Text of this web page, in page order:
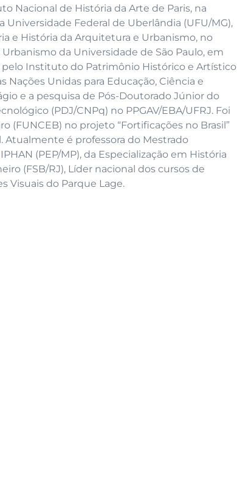
Nacional de História da Arte de Paris, na
Universidade Federal de Uberlândia (UFU/MG),
e História da Arquitetura e Urbanismo, no
da Universidade de São Paulo, em
pelo Instituto do Patrimônio Histórico e Artístico
Nações Unidas para Educação, Ciência e
e a pesquisa de Pós-Doutorado Júnior do
(PDJ/CNPq) no PPGAV/EBA/UFRJ. Foi
(FUNCEB) no projeto “Fortificações no Brasil”
Atualmente é professora do Mestrado
(PEP/MP), da Especialização em História
(FSB/RJ), Líder nacional dos cursos de
Visuais do Parque Lage.